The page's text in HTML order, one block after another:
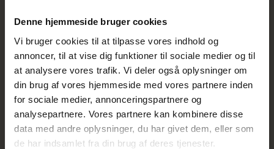
Denne hjemmeside bruger cookies
Vi bruger cookies til at tilpasse vores indhold og
annoncer, til at vise dig funktioner til sociale medier og til
at analysere vores trafik. Vi deler også oplysninger om
din brug af vores hjemmeside med vores partnere inden
for sociale medier, annonceringspartnere og
analysepartnere. Vores partnere kan kombinere disse
data med andre oplysninger, du har givet dem, eller som
de har indsamlet fra din brug af deres tjenester.
BESKRIVELSE
Premium tyggesnack med kylling og oksehud
Genlukkelig pose.
Næringsværdier og produktionsforhold er
regelmæssigt kontrolleret af SGS Institut
Fresenius*.